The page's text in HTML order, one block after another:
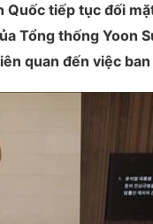
Quốc tiếp tục đối
Tổng thống Yoon
quan đến việc